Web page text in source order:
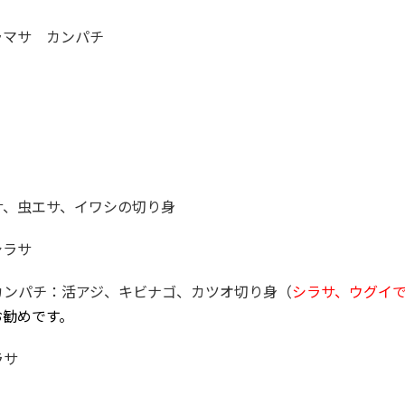
サ カンパチ
虫エサ、イワシの切り身
サ
パチ：活アジ、キビナゴ、カツオ切り身（シラサ、ウグイ
めです。